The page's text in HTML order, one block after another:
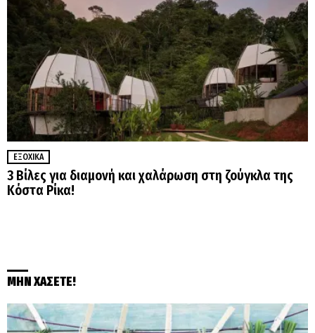
ΕΞΟΧΙΚΆ
3 Βίλες για διαμονή και χαλάρωση στη ζούγκλα της
Κόστα Ρίκα!
ΜΗΝ ΧΑΣΕΤΕ!